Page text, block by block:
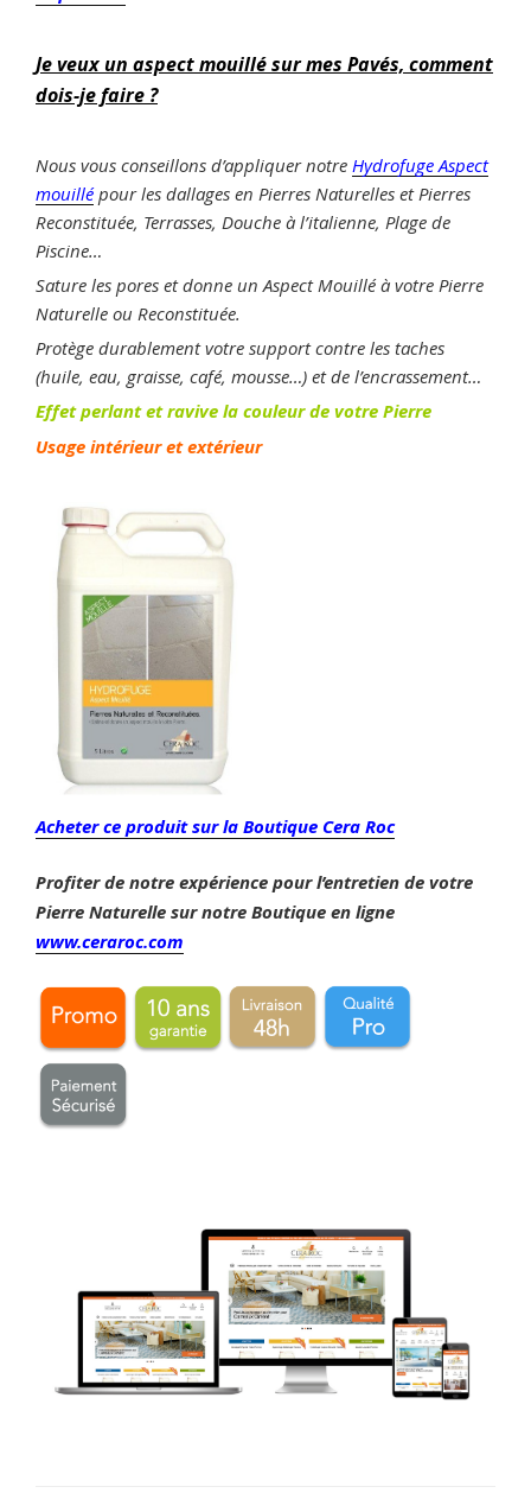
Je veux un aspect mouillé sur mes Pavés, comment
dois-je faire ?
Nous vous conseillons d’appliquer notre Hydrofuge Aspect
mouillépour les dallages en Pierres Naturelles et Pierres
Reconstituée, Terrasses, Douche à l’italienne, Plage de
Piscine…
Sature les pores et donne un Aspect Mouillé à votre Pierre
Naturelle ou Reconstituée.
Protège durablement votre support contre les taches
(huile, eau, graisse, café, mousse…) et de l’encrassement…
Effet perlant et ravive la couleur de votre Pierre
Usage intérieur et extérieur
Acheter ce produit sur la Boutique Cera Roc
Profiter de notre expérience pour l’entretien de votre
Pierre Naturelle surnotre Boutique en ligne
www.ceraroc.com